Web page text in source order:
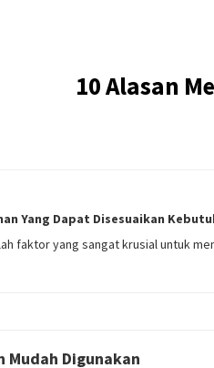
10 Alasan
Yang Dapat Disesuaikan
faktor yang sangat krusial untuk
Mudah Digunakan